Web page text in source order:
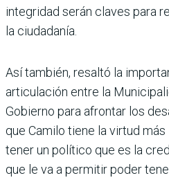
integridad serán claves para
la ciudadanía.
Así también, resaltó la
articulación entre la
Gobierno para afrontar los
que Camilo tiene la virtud
tener un político que es la
que le va a permitir poder